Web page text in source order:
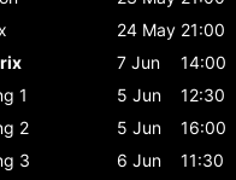
24 May 21:00
7 Jun
14:00
1 5 Jun
12:30
2 5 Jun
16:00
3 6 Jun
11:30